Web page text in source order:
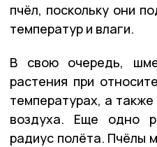
пчёл, поскольку они
температур и влаги.
В свою очередь,
растения при
температурах, а
воздуха. Еще одно
радиус полёта. Пчёлы